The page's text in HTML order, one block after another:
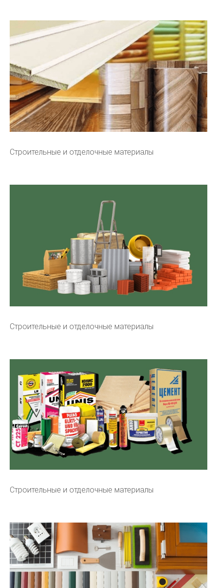
Строительные и отделочные материалы
Строительные и отделочные материалы
Строительные и отделочные материалы